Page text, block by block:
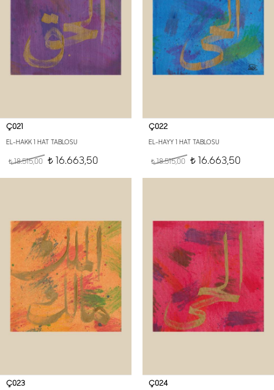
Ç021
EL-HAKK 1 HAT TABLOSU
t18.515,00 t 16.663,50
Ç022
EL-HAYY 1 HAT TABLOSU
t18.515,00 t16.663,50
Ç023 Ç024